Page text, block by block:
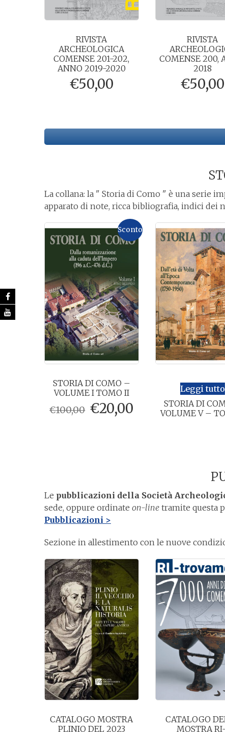
RIVISTA
ARCHEOLOGICA
COMENSE 201-202,
ANNO 2019-2020
€50,00
RIVISTA
COMENSE 200,
2018
€50,00
La collana: la " Storia di Como " è una serie
apparato di note, ricca bibliografia, indici dei
Sconto
STORIA DI COMO –
VOLUME I TOMO II
€100,00 Il
prezzo
€20,00
prezzo
Leggi tutto
STORIA DI
VOLUME V –
Le pubblicazioni della Società
sede, oppure ordinate on-line tramite questa
Pubblicazioni >
Sezione in allestimento con le nuove
CATALOGO MOSTRA
PLINIO DEL 2023
CATALOGO
MOSTRA